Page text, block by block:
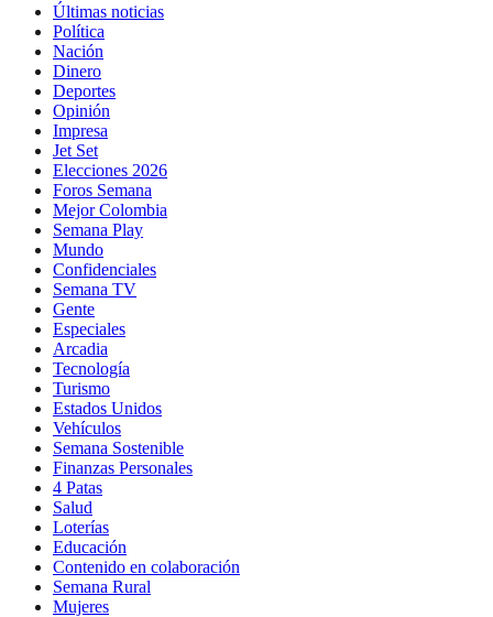
Últimas noticias
Política
Nación
Dinero
Deportes
Opinión
Impresa
Jet Set
Elecciones 2026
Foros Semana
Mejor Colombia
Semana Play
Mundo
Confidenciales
Semana TV
Gente
Especiales
Arcadia
Tecnología
Turismo
Estados Unidos
Vehículos
Semana Sostenible
Finanzas Personales
4 Patas
Salud
Loterías
Educación
Contenido en colaboración
Semana Rural
Mujeres